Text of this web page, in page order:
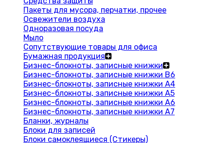
Пакеты для мусора, перчатки, прочее
Освежители воздуха
Одноразовая посуда
Мыло
Сопутствующие товары для офиса
Бумажная продукция
Бизнес-блокноты, записные книжки
Бизнес-блокноты, записные книжки В6
Бизнес-блокноты, записные книжки A4
Бизнес-блокноты, записные книжки А5
Бизнес-блокноты, записные книжки А6
Бизнес-блокноты, записные книжки А7
Бланки, журналы
Блоки для записей
Блоки самоклеящиеся (Стикеры)